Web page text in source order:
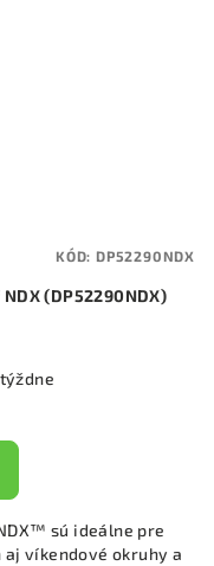
(DP52290NDX)
sú ideálne pre
aj víkendové okruhy a
KÓD: DP52290NDX